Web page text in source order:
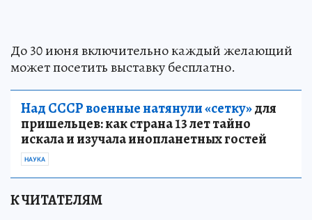
До 30 июня включительно каждый желающий
может посетить выставку бесплатно.
Над СССР военные натянули «сетку»для
пришельцев: как страна 13 лет тайно
искала и изучала инопланетных гостей
НАУКА
К ЧИТАТЕЛЯМ